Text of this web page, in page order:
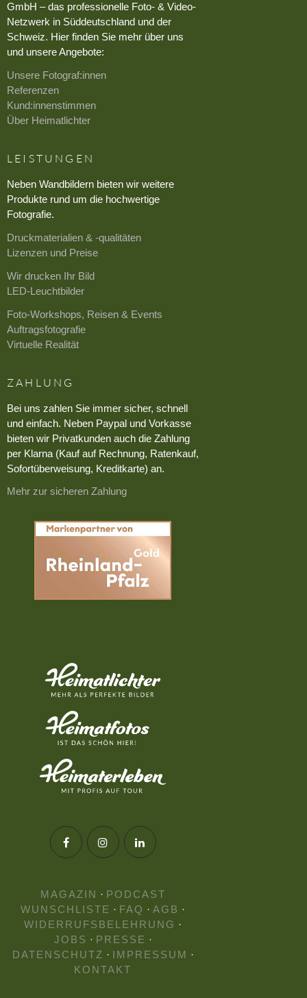
GmbH – das professionelle Foto- & Video-
Netzwerk in Süddeutschland und der
Schweiz. Hier finden Sie mehr über uns
und unsere Angebote:
Unsere Fotograf:innen
Referenzen
Kund:innenstimmen
Über Heimatlichter
LEISTUNGEN
Neben Wandbildern bieten wir weitere
Produkte rund um die hochwertige
Fotografie.
Druckmaterialien & -qualitäten
Lizenzen und Preise
Wir drucken Ihr Bild
LED-Leuchtbilder
Foto-Workshops, Reisen & Events
Auftragsfotografie
Virtuelle Realität
ZAHLUNG
Bei uns zahlen Sie immer sicher, schnell
und einfach. Neben Paypal und Vorkasse
bieten wir Privatkunden auch die Zahlung
per Klarna (Kauf auf Rechnung, Ratenkauf,
Sofortüberweisung, Kreditkarte) an.
Mehr zur sicheren Zahlung
MAGAZIN · PODCAST
WUNSCHLISTE · FAQ · AGB ·
WIDERRUFSBELEHRUNG ·
JOBS · PRESSE ·
DATENSCHUTZ · IMPRESSUM ·
KONTAKT